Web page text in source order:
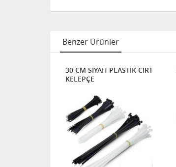
Benzer Ürünler
30 CM SİYAH PLASTİK CIRT
KELEPÇE